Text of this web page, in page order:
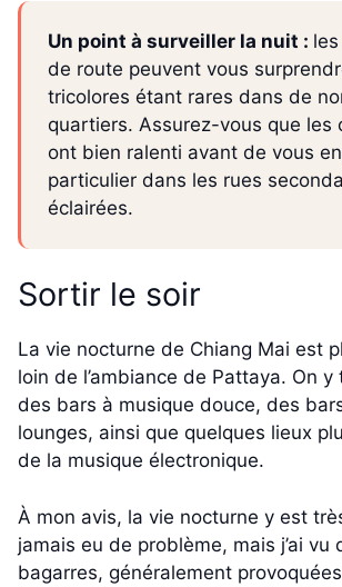
Un point à surveiller la nuit :
de route peuvent vous
tricolores étant rares dans de
quartiers. Assurez-vous que les
ont bien ralenti avant de vous
particulier dans les rues
éclairées.
Sortir le soir
La vie nocturne de Chiang Mai est
loin de l’ambiance de Pattaya. On
des bars à musique douce, des
lounges, ainsi que quelques lieux
de la musique électronique.
À mon avis, la vie nocturne y est
jamais eu de problème, mais j’ai vu
bagarres, généralement provoquées